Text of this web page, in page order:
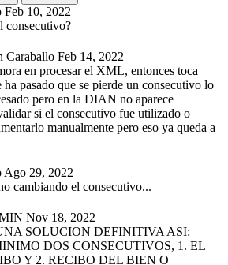
Feb 10, 2022
consecutivo?
Caraballo Feb 14, 2022
en procesar el XML, entonces toca
pasado que se pierde un consecutivo lo
pero en la DIAN no aparece
si el consecutivo fue utilizado o
manualmente pero eso ya queda a
Ago 29, 2022
cambiando el consecutivo...
Nov 18, 2022
SOLUCION DEFINITIVA ASI:
DOS CONSECUTIVOS, 1. EL
Y 2. RECIBO DEL BIEN O